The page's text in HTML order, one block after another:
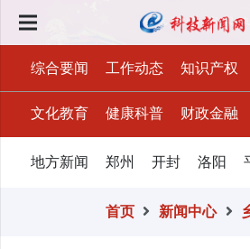
综合要闻 工作动态 知识产权
文化教育 健康科普 财政金融
地方新闻 郑州 开封 洛阳
首页 新闻中心